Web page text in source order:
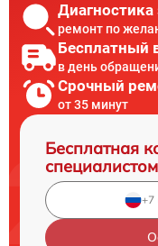
Диагностика
ремонт по
Бесплатный
в день
Срочный
от 35 минут
Бесплатная
специалистом